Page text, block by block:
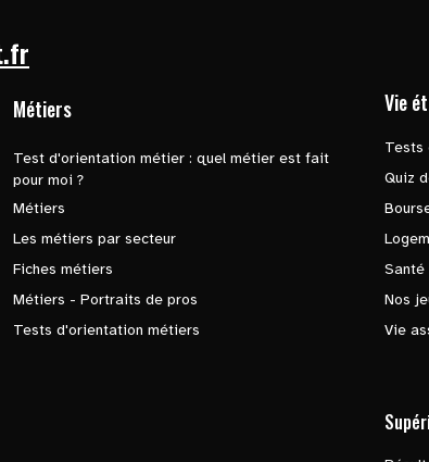
Métiers
Test d'orientation métier : quel métier est fait
pour moi ?
Métiers
Les métiers par secteur
Fiches métiers
Métiers - Portraits de pros
Tests d'orientation métiers
Vie
Tests
Quiz
Santé
Nos
Vie